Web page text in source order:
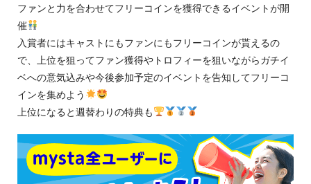
ファンと力を合わせてフリーコインを獲得できるイベントが開
催
入賞者にはキャストにもファンにもフリーコインが貰えるの
で、上位を狙ってファン獲得やトロフィーを狙いながらガチイ
ベへの意気込みや今後参加予定のイベントを告知してフリーコ
インを集めよう
上位になると週替わりの特典も